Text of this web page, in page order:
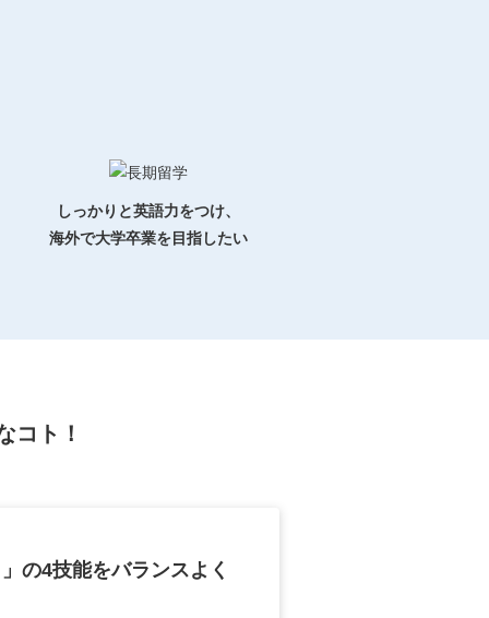
しっかりと英語力をつけ、
海外で大学卒業を目指したい
コト！
の4技能をバランスよく